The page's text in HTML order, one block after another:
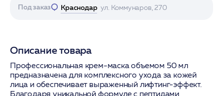
Под заказ Краснодар ул. Коммунаров, 270
Описание товара
Профессиональная крем-маска объемом 50 мл
предназначена для комплексного ухода за кожей
лица и обеспечивает выраженный лифтинг-эффект.
Благодаря уникальной формуле с пептидами